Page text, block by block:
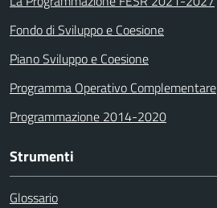
Fondo di Sviluppo e Coesione
Piano Sviluppo e Coesione
Programma Operativo Complementare
Programmazione 2014-2020
Strumenti
Glossario